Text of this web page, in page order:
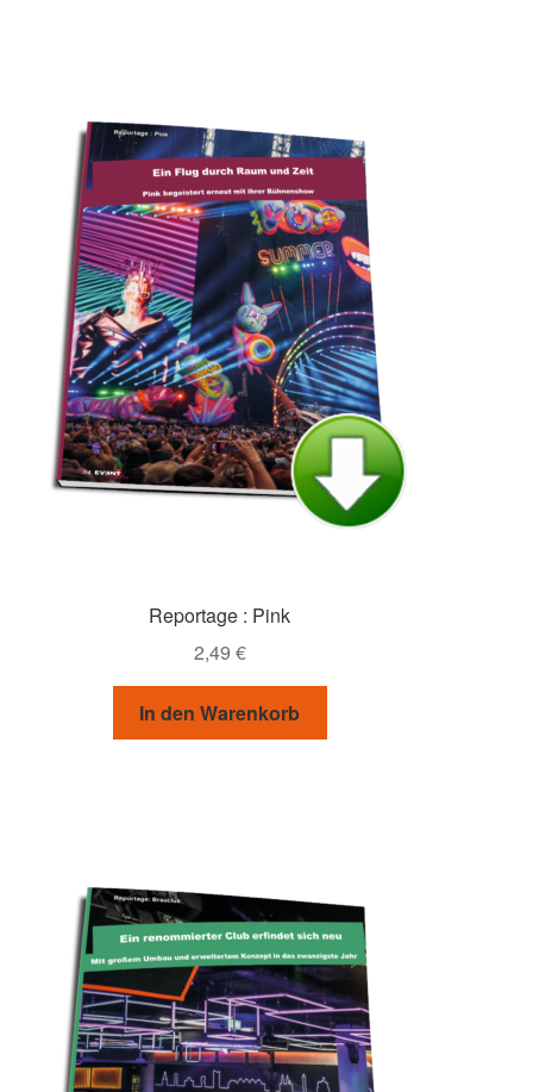
Reportage : Pink
2,49 €
In den Warenkorb